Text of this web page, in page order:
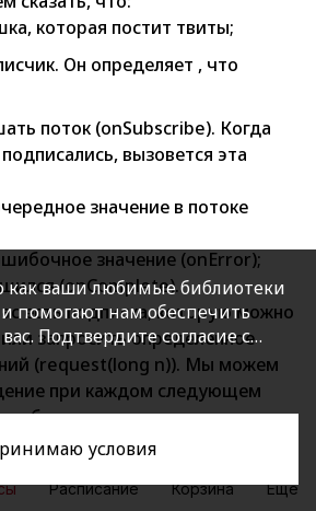
которая постит твиты;
Он определяет , что
поток (onSubscribe). Когда
вызовется эта
значение в потоке
значение (onError);
(onComplete).
есть подписка, которую можно
запросить определенное
(request(long n)). Мы можем
при каждом следующем
забирать значения вручную.
— это два в одном: он
и Publisher. Он
Расписание Корзина Еще
ваши любимые библиотеки
помогают нам обеспечить
Подтвердите согласие с
нажав
чтобы продолжить.
условия
«Определите свой уровень работы с ИИ за минуту»
«Определите свой уровень работы с ИИ за минуту»